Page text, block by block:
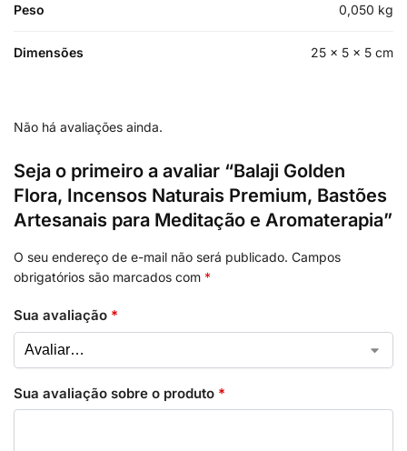
Peso 0,050 kg
Dimensões 25 × 5 × 5 cm
Não há avaliações ainda.
Seja o primeiro a avaliar “Balaji Golden
Flora, Incensos Naturais Premium, Bastões
Artesanais para Meditação e Aromaterapia”
O seu endereço de e-mail não será publicado. Campos
obrigatórios são marcados com *
Sua avaliação *
Sua avaliação sobre o produto *